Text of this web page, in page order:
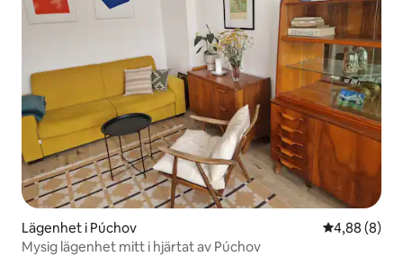
Lägenhet i Púchov 4,88 av 5 i
4,88 (8)
Mysig lägenhet mitt i hjärtat av Púchov